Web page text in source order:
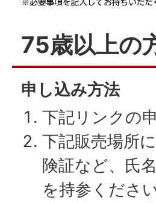
75歳以上の
申し込み方法
下記リンクの
下記販売場所
険証など、氏
を持参ください